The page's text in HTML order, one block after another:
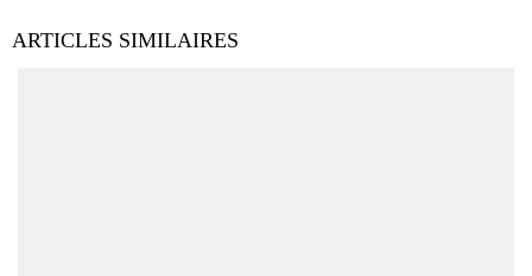
ARTICLES SIMILAIRES